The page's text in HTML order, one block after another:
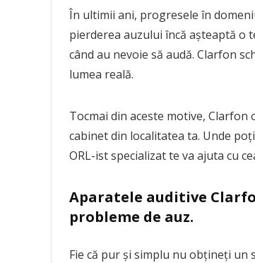
În ultimii ani, progresele în
pierderea auzului încă așteaptă o
când au nevoie să audă. Clarfon
lumea reală.
Tocmai din aceste motive,
cabinet din localitatea ta. Unde
ORL-ist specializat te va ajuta cu
Aparatele auditive
probleme de auz.
Fie că pur și simplu nu obțineți